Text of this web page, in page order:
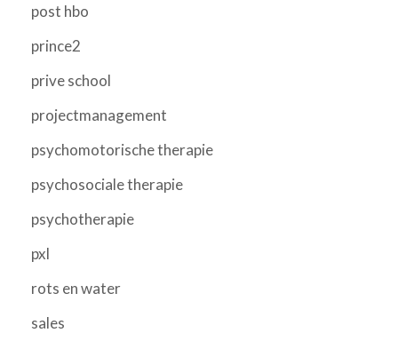
post hbo
prince2
prive school
projectmanagement
psychomotorische therapie
psychosociale therapie
psychotherapie
pxl
rots en water
sales